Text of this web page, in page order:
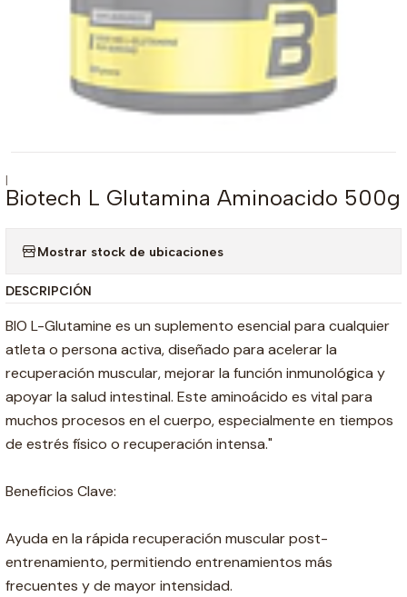
|
Biotech L Glutamina Aminoacido 500g
Mostrar stock de ubicaciones
DESCRIPCIÓN
BIO L-Glutamine es un suplemento esencial para cualquier
atleta o persona activa, diseñado para acelerar la
recuperación muscular, mejorar la función inmunológica y
apoyar la salud intestinal. Este aminoácido es vital para
muchos procesos en el cuerpo, especialmente en tiempos
de estrés físico o recuperación intensa."
Beneficios Clave:
Ayuda en la rápida recuperación muscular post-
entrenamiento, permitiendo entrenamientos más
frecuentes y de mayor intensidad.